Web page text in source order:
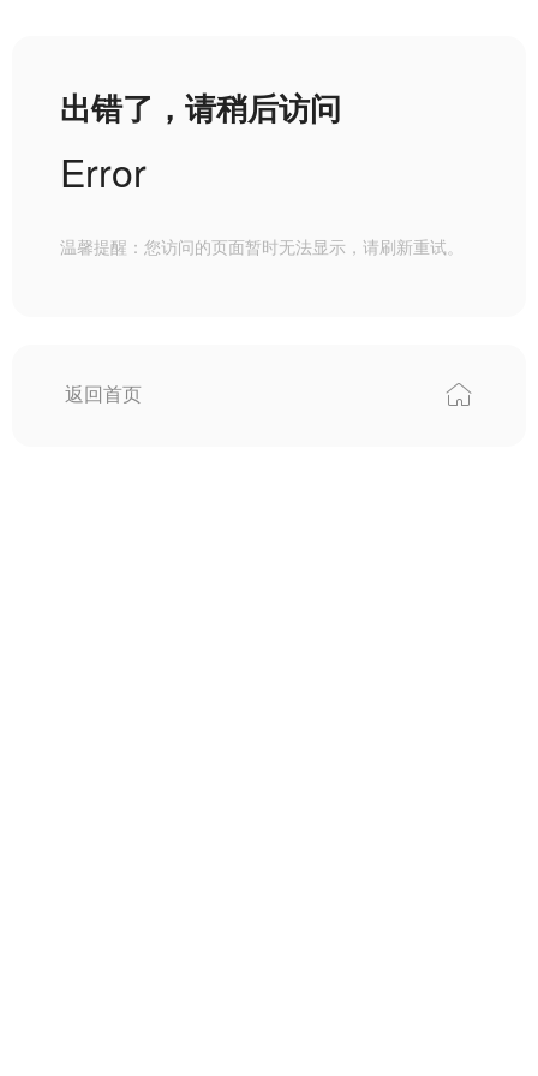
出错了，请稍后访问
Error
温馨提醒：您访问的页面暂时无法显示，请刷新重试。
返回首页